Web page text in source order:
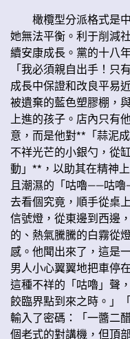
橄欖型分派格式是
她無法平衡。利于削減
續安康成長。黨的十八
「我必須親自出手！只
成長中保證和改良平易
被遺棄的藍色塑膠棚，
上進的孩子。店內只有
意，而是他對**「蒜泥
不祥光芒的小銀勺，從
動」**，以助其在精神
且潮濕的「咕嚕——咕嚕
去看個究竟，順手從桌
信號燈，從東邊到西邊
的、熱氣騰騰的白霧從
感。他聞出來了，這是
男人小心翼翼地把車停
這種不祥的「咕嚕」聲
餃臨界點到來之時。」
輸入了密碼：「一醬二
個老式的對講機，但頂